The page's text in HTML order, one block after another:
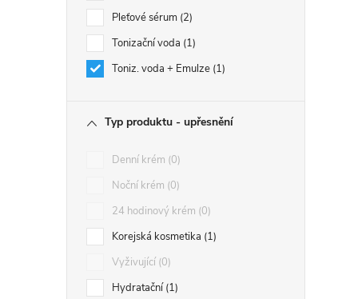
Pleťové sérum 2
Tonizační voda 1
Toniz. voda + Emulze 1
Typ produktu - upřesnění
Denní krém 0
Noční krém 0
24 hodinový krém 0
Korejská kosmetika 1
Vyživující 0
Hydratační 1